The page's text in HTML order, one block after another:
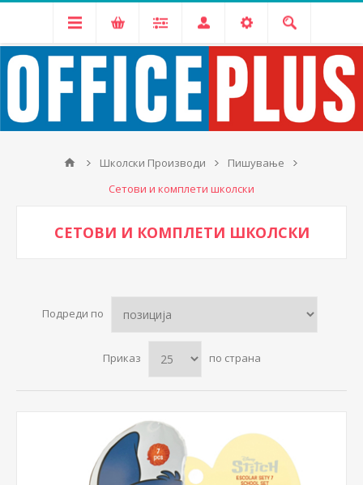
Школски Производи
Пишување
Сетови и комплети школски
СЕТОВИ И КОМПЛЕТИ ШКОЛСКИ
Подреди по
Приказ по страна